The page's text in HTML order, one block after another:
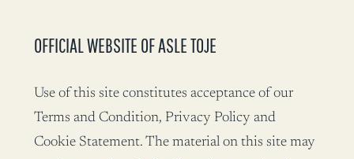
OFFICIAL WEBSITE OF ASLE TOJE
Use of this site constitutes acceptance of our
Terms and Condition, Privacy Policy and
Cookie Statement. The material on this site may